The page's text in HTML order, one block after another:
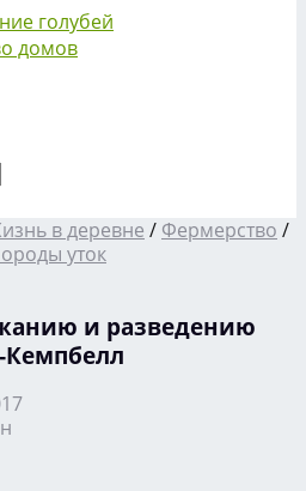
голубей
домов
в деревне / Фермерство /
уток
и разведению